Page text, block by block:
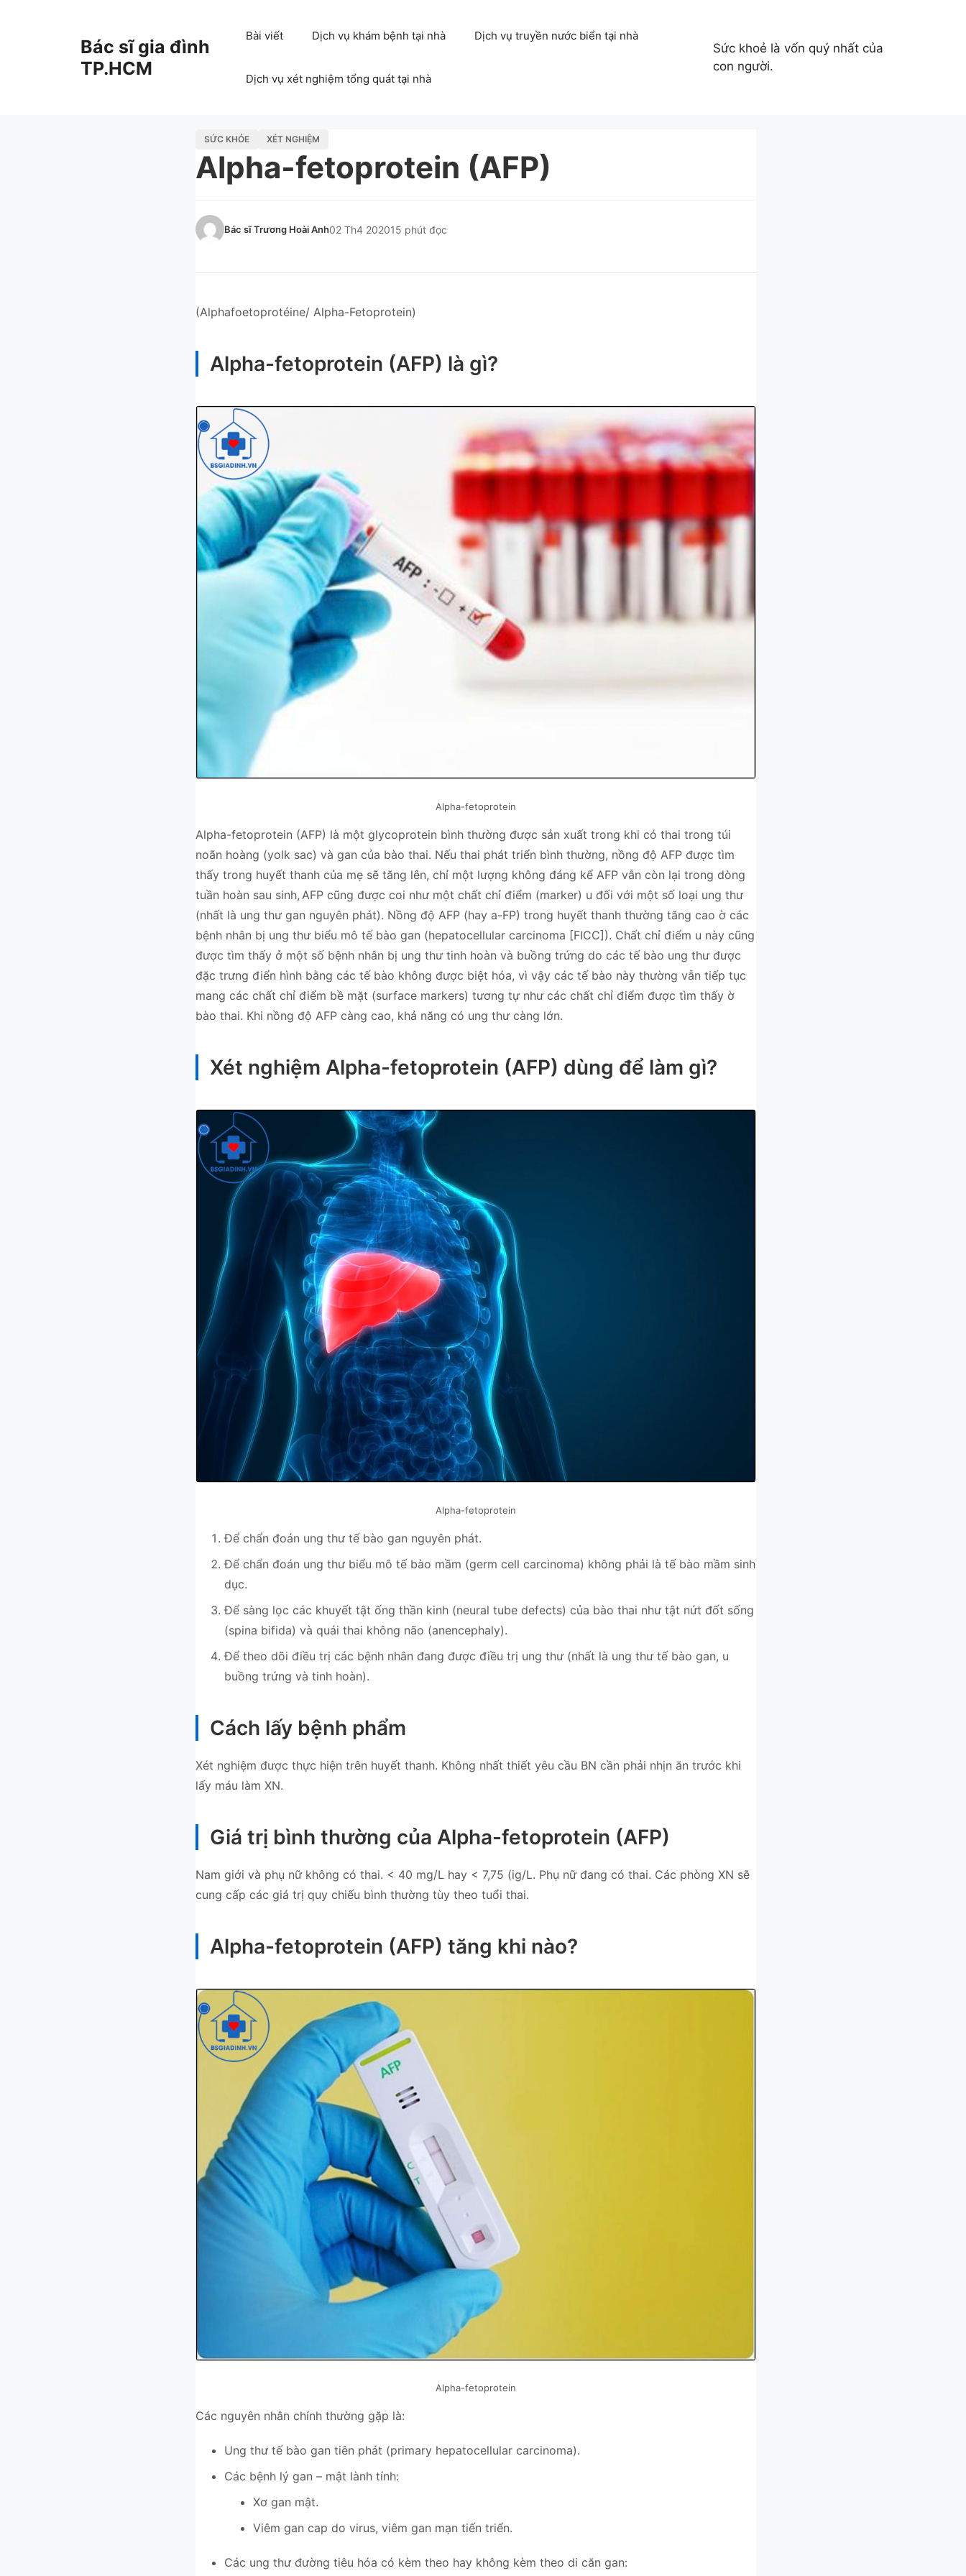
Bác sĩ gia đình
TP.HCM
Bài viết Dịch vụ khám bệnh tại nhà Dịch vụ truyền nước biển tại nhà
Dịch vụ xét nghiệm tổng quát tại nhà
Sức khoẻ là vốn quý nhất của
con người.
SỨC KHỎE XÉT NGHIỆM
Alpha-fetoprotein (AFP)
Bác sĩ Trương Hoài Anh02 Th4 202015 phút đọc
(Alphafoetoprotéine/ Alpha-Fetoprotein)
Alpha-fetoprotein (AFP) là gì?
Alpha-fetoprotein
Alpha-fetoprotein (AFP) là một glycoprotein bình thường được sản xuất trong khi có thai trong túi
noãn hoàng (yolk sac) và gan của bào thai. Nếu thai phát triển bình thường, nồng độ AFP được tìm
thấy trong huyết thanh của mẹ sẽ tăng lên, chỉ một lượng không đáng kể AFP vẫn còn lại trong dòng
tuần hoàn sau sinh, AFP cũng được coi như một chất chỉ điểm (marker) u đối với một số loại ung thư
(nhất là ung thư gan nguyên phát). Nồng độ AFP (hay a-FP) trong huyết thanh thường tăng cao ờ các
bệnh nhân bị ung thư biểu mô tế bào gan (hepatocellular carcinoma [FICC]). Chất chỉ điểm u này cũng
được tìm thấy ở một số bệnh nhân bị ung thư tinh hoàn và buồng trứng do các tế bào ung thư được
đặc trưng điển hình bằng các tế bào không được biệt hóa, vì vậy các tế bào này thường vẫn tiếp tục
mang các chất chỉ điểm bề mặt (surface markers) tương tự như các chất chỉ điểm được tìm thấy ờ
bào thai. Khi nồng độ AFP càng cao, khả năng có ung thư càng lớn.
Xét nghiệm Alpha-fetoprotein (AFP) dùng để làm gì?
Alpha-fetoprotein
Để chẩn đoán ung thư tế bào gan nguyên phát.
Để chẩn đoán ung thư biểu mô tế bào mầm (germ cell carcinoma) không phải là tế bào mầm sinh
dục.
Để sàng lọc các khuyết tật ống thần kinh (neural tube defects) của bào thai như tật nứt đốt sống
(spina bifida) và quái thai không não (anencephaly).
Để theo dõi điều trị các bệnh nhân đang được điều trị ung thư (nhất là ung thư tế bào gan, u
buồng trứng và tinh hoàn).
Cách lấy bệnh phẩm
Xét nghiệm được thực hiện trên huyết thanh. Không nhất thiết yêu cầu BN cần phải nhịn ăn trước khi
lấy máu làm XN.
Giá trị bình thường của Alpha-fetoprotein (AFP)
Nam giới và phụ nữ không có thai. < 40 mg/L hay < 7,75 (ig/L. Phụ nữ đang có thai. Các phòng XN sẽ
cung cấp các giá trị quy chiếu bình thường tùy theo tuổi thai.
Alpha-fetoprotein (AFP) tăng khi nào?
Alpha-fetoprotein
Các nguyên nhân chính thường gặp là:
Ung thư tế bào gan tiên phát (primary hepatocellular carcinoma).
Các bệnh lý gan – mật lành tính:
Xơ gan mật.
Viêm gan cap do virus, viêm gan mạn tiến triển.
Các ung thư đường tiêu hóa có kèm theo hay không kèm theo di căn gan: